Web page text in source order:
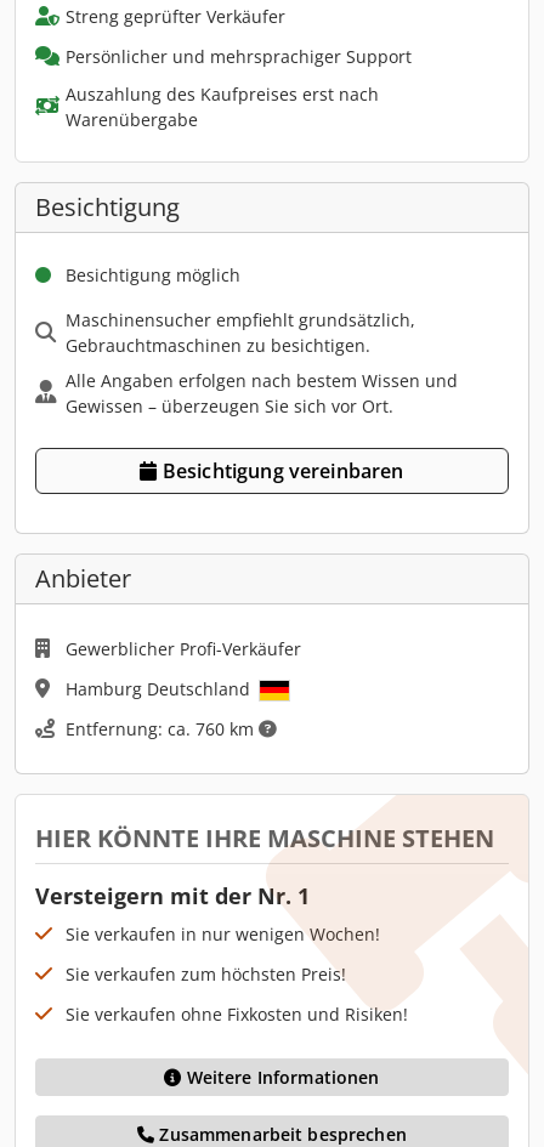
Streng geprüfter Verkäufer
Persönlicher und mehrsprachiger Support
Auszahlung des Kaufpreises erst nach
Warenübergabe
Besichtigung
Besichtigung möglich
Maschinensucher empfiehlt grundsätzlich,
Gebrauchtmaschinen zu besichtigen.
Alle Angaben erfolgen nach bestem Wissen und
Gewissen – überzeugen Sie sich vor Ort.
Besichtigung vereinbaren
Anbieter
Gewerblicher Profi-Verkäufer
Hamburg Deutschland
Entfernung: ca. 760 km
HIER KÖNNTE IHRE MASCHINE STEHEN
Versteigern mit der Nr. 1
Sie verkaufen in nur wenigen Wochen!
Sie verkaufen zum höchsten Preis!
Sie verkaufen ohne Fixkosten und Risiken!
Weitere Informationen
Zusammenarbeit besprechen